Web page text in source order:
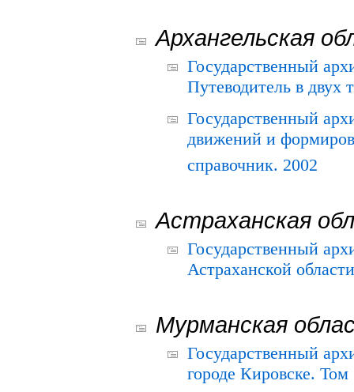
Архангельская
Государственный
Путеводитель в двух
Государственный
движений и
справочник. 2002
Астраханская
Государственный
Астраханской
Мурманская
Государственный
городе Кировске.